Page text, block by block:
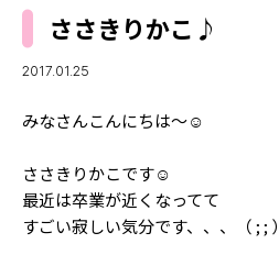
おでかけ
お悩み相談
MODEL'S BLOG
TikTok
Instagram
YouTube
FORTUNE
ささきりかこ♪
2017.01.25
みなさんこんにちは〜☺️︎
ささきりかこです☺️︎
最近は卒業が近くなってて
すごい寂しい気分です、、、（ ; ; ）